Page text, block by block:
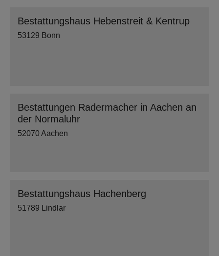
Bestattungshaus Hebenstreit & Kentrup
53129 Bonn
Bestattungen Radermacher in Aachen an
der Normaluhr
52070 Aachen
Bestattungshaus Hachenberg
51789 Lindlar